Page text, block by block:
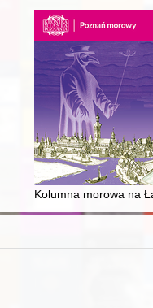
z 17 na 18 grudnia
Kolumna morowa na